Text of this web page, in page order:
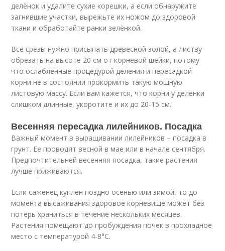
делёнок и удалите сухие корешки, а если обнаружите
загнившие участки, вырежьте их ножом до здоровой
ткани и обработайте ранки зелёнкой.
Все срезы нужно присыпать древесной золой, а листву
обрезать на высоте 20 см от корневой шейки, потому
что ослабленные процедурой деления и пересадкой
корни не в состоянии прокормить такую мощную
листовую массу. Если вам кажется, что корни у делёнки
слишком длинные, укоротите и их до 20-15 см.
Весенняя пересадка лилейников. Посадка
Важный момент в выращивании лилейников – посадка в
грунт. Ее проводят весной в мае или в начале сентября.
Предпочтительней весенняя посадка, такие растения
лучше приживаются.
Если саженец куплен поздно осенью или зимой, то до
момента высаживания здоровое корневище может без
потерь храниться в течение нескольких месяцев.
Растения помещают до пробуждения почек в прохладное
место с температурой 4-8°C.